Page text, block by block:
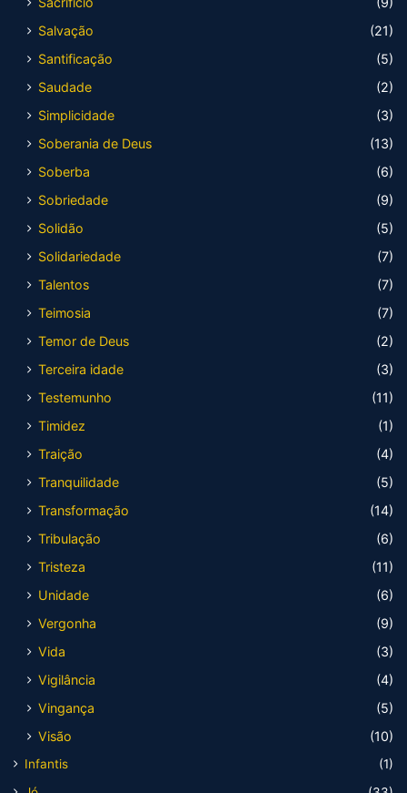
Salvação
(21)
Santificação
(5)
Saudade
(2)
Simplicidade
(3)
Soberania de Deus
(13)
Soberba
(6)
Sobriedade
(9)
Solidão
(5)
Solidariedade
(7)
Talentos
(7)
Teimosia
(7)
Temor de Deus
(2)
Terceira idade
(3)
Testemunho
(11)
Timidez
(1)
Traição
(4)
Tranquilidade
(5)
Transformação
(14)
Tribulação
(6)
Tristeza
(11)
Unidade
(6)
Vergonha
(9)
Vida
(3)
Vigilância
(4)
Vingança
(5)
Visão
(10)
Infantis
(1)